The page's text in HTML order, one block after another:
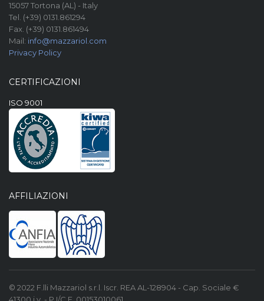
15057 Tortona (AL) - Italy
Tel. (+39) 0131.861294
Fax. (+39) 0131.861494
Mail: info@mazzariol.com
Privacy Policy
CERTIFICAZIONI
ISO 9001
AFFILIAZIONI
© 2022 F.lli Mazzariol s.r.l. Iscr. REA AL-128904 - Cap. Sociale €